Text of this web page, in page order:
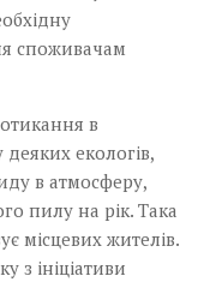
споживачам
в
деяких екологів,
в атмосферу,
пилу на рік. Така
місцевих жителів.
з ініціативи